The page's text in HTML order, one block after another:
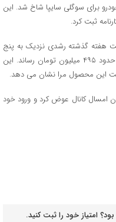
برای سوگلی سایپا شاخ شد. این
در هفته دوم دی ۱۴۰۲ به نسبت هفته گذشته رشدی نزدیک به پنج
میلیون تومانی را تجربه کرد و قیمت خود را به حدود ۴۹۵ میلیون تومان رساند. این
این محصول مرا نشان می دهد.
امسال کانال عوض کرد و ورود خود
امتیاز خود را ثبت کنید.